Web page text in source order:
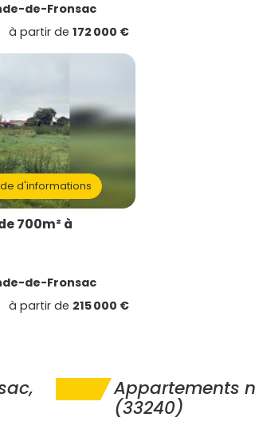
de-Fronsac
à partir de 172 000 €
d'informations
700m² à
de-Fronsac
à partir de 215 000 €
Appartements
(33240)